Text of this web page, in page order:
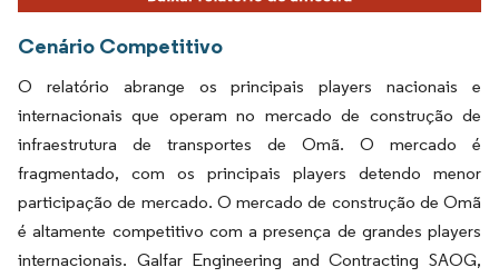
Cenário Competitivo
O relatório abrange os principais players nacionais e
internacionais que operam no mercado de construção de
infraestrutura de transportes de Omã. O mercado é
fragmentado, com os principais players detendo menor
participação de mercado. O mercado de construção de Omã
é altamente competitivo com a presença de grandes players
internacionais. Galfar Engineering and Contracting SAOG,